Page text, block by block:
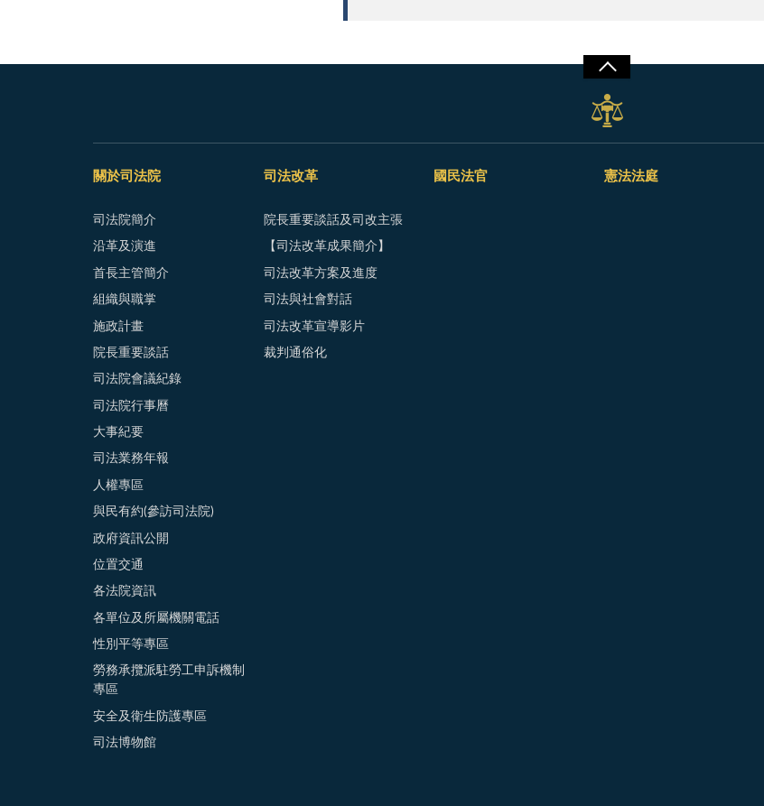
關於司法院
司法院簡介
沿革及演進
首長主管簡介
組織與職掌
施政計畫
院長重要談話
司法院會議紀錄
司法院行事曆
大事紀要
司法業務年報
人權專區
與民有約(參訪司法院)
政府資訊公開
位置交通
各法院資訊
各單位及所屬機關電話
性別平等專區
勞務承攬派駐勞工申訴機制
專區
安全及衛生防護專區
司法博物館
司法改革
院長重要談話及司改主張
【司法改革成果簡介】
司法改革方案及進度
司法與社會對話
司法改革宣導影片
裁判通俗化
國民法官 憲法法庭